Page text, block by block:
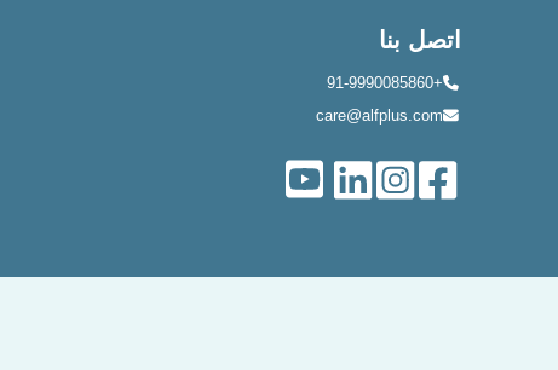
اتصل بنا
+91-9990085860
care@alfplus.com